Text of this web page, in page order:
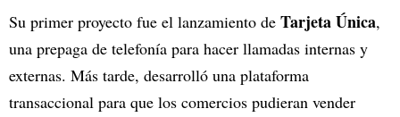
Su primer proyecto fue el lanzamiento de Tarjeta Única,
una prepaga de telefonía para hacer llamadas internas y
externas. Más tarde, desarrolló una plataforma
transaccional para que los comercios pudieran vender